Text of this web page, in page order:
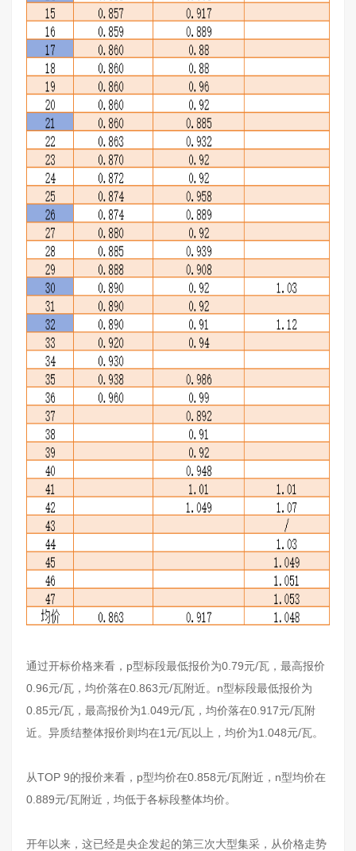
通过开标价格来看，p型标段最低报价为0.79元/瓦，最高报价
0.96元/瓦，均价落在0.863元/瓦附近。n型标段最低报价为
0.85元/瓦，最高报价为1.049元/瓦，均价落在0.917元/瓦附
近。异质结整体报价则均在1元/瓦以上，均价为1.048元/瓦。
从TOP 9的报价来看，p型均价在0.858元/瓦附近，n型均价在
0.889元/瓦附近，均低于各标段整体均价。
开年以来，这已经是央企发起的第三次大型集采，从价格走势